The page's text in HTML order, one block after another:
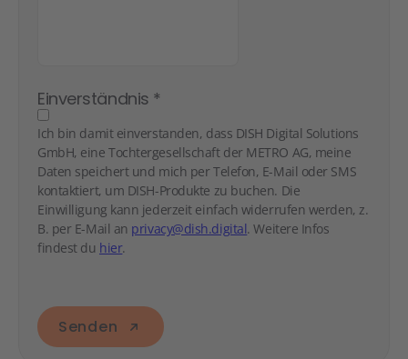
Einverständnis *
Ich bin damit einverstanden, dass DISH Digital Solutions
GmbH, eine Tochtergesellschaft der METRO AG, meine
Daten speichert und mich per Telefon, E-Mail oder SMS
kontaktiert, um DISH-Produkte zu buchen. Die
Einwilligung kann jederzeit einfach widerrufen werden, z.
B. per E-Mail an privacy@dish.digital. Weitere Infos
findest du hier.
Senden